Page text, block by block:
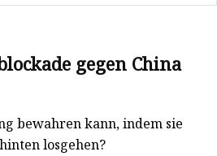
gegen China
bewahren kann, indem sie
losgehen?